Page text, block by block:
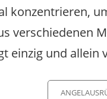
konzentrieren,
einzig und